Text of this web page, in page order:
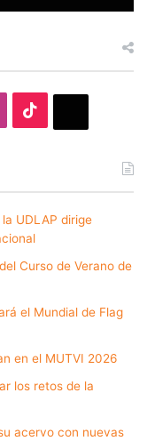
UDLAP dirige
Curso de Verano de
el Mundial de Flag
en el MUTVI 2026
los retos de la
acervo con nuevas